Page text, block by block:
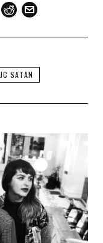
JC SATAN